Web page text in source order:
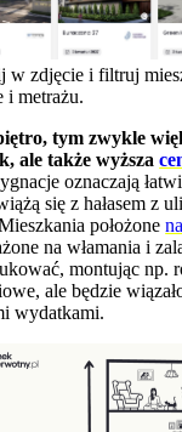
w zdjęcie i filtruj
i metrażu.
tym zwykle
ale także wyższa
oznaczają
się z hałasem z
położone
na włamania i
montując np.
ale będzie
wydatkami.